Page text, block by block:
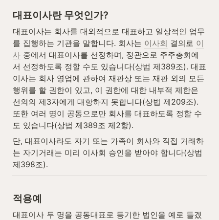
대표이사란 무엇인가?
대표이사는 회사를 대외적으로 대표하고 일상적인 업무
를 집행하는 기관을 말합니다. 회사는 이사회 결의로 이
사 중에서 대표이사를 선정하며, 정관으로 주주총회에
서 선정하도록 정할 수도 있습니다(상법 제389조). 대표
이사는 회사 영업에 관하여 재판상 또는 재판 외의 모든
행위를 할 권한이 있고, 이 권한에 대한 내부적 제한은
선의의 제3자에게 대항하지 못합니다(상법 제209조).
또한 여러 명이 공동으로만 회사를 대표하도록 정할 수
도 있습니다(상법 제389조 제2항).
단, 대표이사라도 자기 또는 가족이 회사와 직접 거래하
는 자기거래는 미리 이사회 승인을 받아야 합니다(상법
제398조).
적용예
대표이사 두 명을 공동대표로 등기한 법인을 예로 들겠